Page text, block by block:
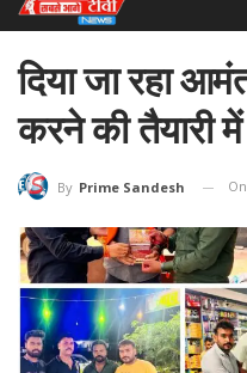
दिया जा रहा
करने की तैयारी में
By Prime Sandesh On